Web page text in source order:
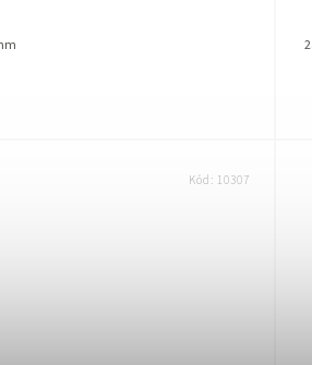
Kód: 10307